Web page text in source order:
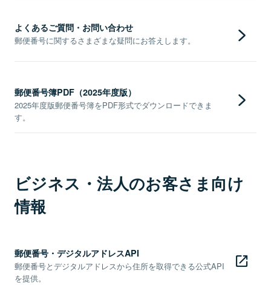
よくあるご質問・お問い合わせ
郵便番号に関するさまざまな疑問にお答えします。
郵便番号簿PDF（2025年度版）
2025年度版郵便番号簿をPDF形式でダウンロードできま
す。
ビジネス・法人のお客さま向け
情報
郵便番号・デジタルアドレスAPI
郵便番号とデジタルアドレスから住所を取得できる公式API
を提供。